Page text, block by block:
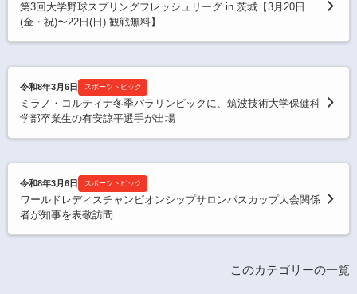
第3回大学野球スプリングフレッシュリーグ in 茨城【3月20日
(金・祝)〜22日(日) 観戦無料】
令和8年3月6日 スポーツトピック
ミラノ・コルティナ冬季パラリンピックに、筑波技術大学保健科
学部卒業生の有安諒平選手が出場
令和8年3月6日 スポーツトピック
ワールドレディスチャンピオンシップサロンパスカップ大会関係
者が知事を表敬訪問
このカテゴリーの一覧